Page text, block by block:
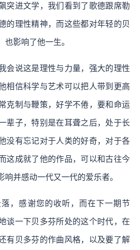
突进文学，我们看到了歌德跟席勒
的理性精神，而这些都对年轻的贝
也影响了他一生。
会说这是理性与力量，强大的理性
相信科学与艺术可以把人带到更高
克制与鞭策，好学不倦，要和命运
辈子，特别是在耳聋之后，处于长
没有忘记对于人类的好奇，对于各
这成就了他的作品，可以和古往今
响并感动一代又一代的爱乐者。
，感谢您的收听，而在下一期节
谈一下贝多芬所处的这个时代，在
有贝多芬的作曲风格，以及要了解